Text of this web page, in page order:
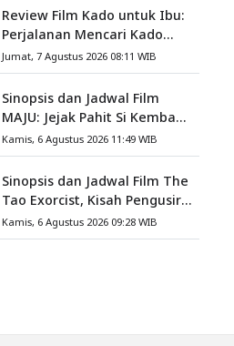
Review Film Kado untuk Ibu:
Perjalanan Mencari Kado
yang Mengajarkan Arti
Keluarga
Jumat, 7 Agustus 2026 08:11 WIB
Sinopsis dan Jadwal Film
MAJU: Jejak Pahit Si Kembang
Gula, Misteri Hilangnya
Bagas di Lokasi Jambore
Kamis, 6 Agustus 2026 11:49 WIB
Sinopsis dan Jadwal Film The
Tao Exorcist, Kisah Pengusir
Setan Melawan Kutukan
Mematikan
Kamis, 6 Agustus 2026 09:28 WIB